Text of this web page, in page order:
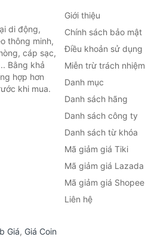
di động,
thông minh,
cáp sạc,
Bằng khả
hợp hơn
khi mua.
Giới thiệu
Chính sách bảo mật
Điều khoản sử dụng
Miễn trừ trách nhiệm
Danh mục
Danh sách hãng
Danh sách công ty
Danh sách từ khóa
Mã giảm giá Tiki
Mã giảm giá Lazada
Mã giảm giá Shopee
Liên hệ
Giá, Giá Coin